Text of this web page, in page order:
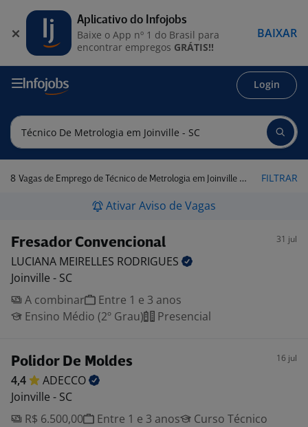
Login
8 Vagas de Emprego de Técnico de Metrologia em Joinville - SC FILTRAR
Ativar Aviso de Vagas
Fresador Convencional 31 jul
LUCIANA MEIRELLES RODRIGUES
Joinville - SC
A combinar
Entre 1 e 3 anos
Ensino Médio (2º Grau)
Presencial
Polidor De Moldes 16 jul
4,4
ADECCO
Joinville - SC
R$ 6.500,00
Entre 1 e 3 anos
Curso Técnico
Aplicativo do Infojobs
Baixe o App nº 1 do Brasil para
encontrar empregos GRÁTIS!!
BAIXAR